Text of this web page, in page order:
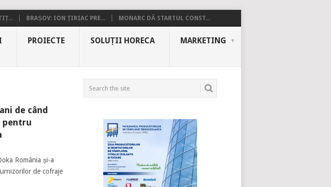
BRAȘOV: ION ȚIRIAC PRE... MONARC DĂ STARTUL CONST...
PROIECTE SOLUȚII HORECA MARKETING
de când
pentru
România și-a
de cofraje